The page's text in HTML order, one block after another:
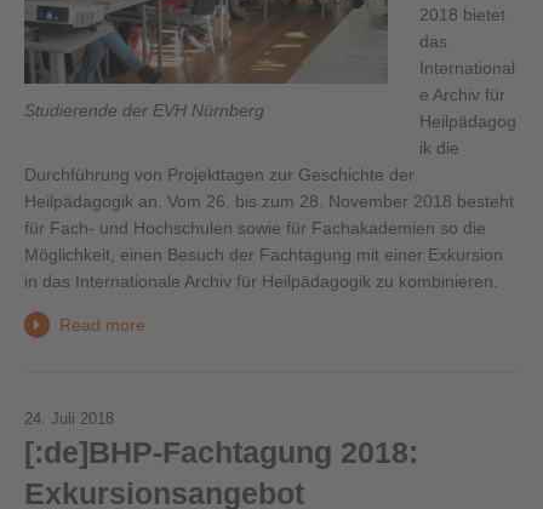
Studierende der EVH Nürnberg
2018 bietet
das
International
e Archiv für
Heilpädagog
ik die
Durchführung von Projekttagen zur Geschichte der
Heilpädagogik an . Vom 26. bis zum 28. November 2018 besteht
für Fach- und Hochschulen sowie für Fachakademien so die
Möglichkeit, einen Besuch der Fachtagung mit einer Exkursion
in das Internationale Archiv für Heilpädagogik zu kombinieren.
Read more
24. Juli 2018
[:de]BHP-Fachtagung 2018:
Exkursionsangebot